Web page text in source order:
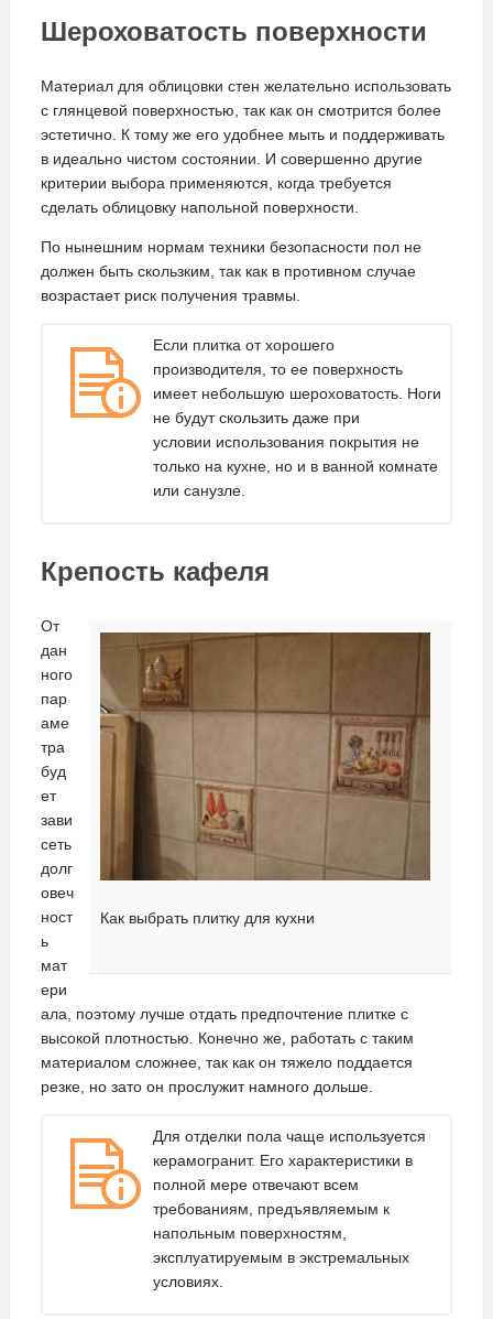
Шероховатость поверхности
Материал для облицовки стен желательно использовать
с глянцевой поверхностью, так как он смотрится более
эстетично. К тому же его удобнее мыть и поддерживать
в идеально чистом состоянии. И совершенно другие
критерии выбора применяются, когда требуется
сделать облицовку напольной поверхности.
По нынешним нормам техники безопасности пол не
должен быть скользким, так как в противном случае
возрастает риск получения травмы.
Если плитка от хорошего
производителя, то ее поверхность
имеет небольшую шероховатость. Ноги
не будут скользить даже при
условии использования покрытия не
только на кухне, но и в ванной комнате
или санузле.
Крепость кафеля
Как выбрать плитку для кухни
От
дан
ного
пар
аме
тра
буд
ет
зави
сеть
долг
овеч
ност
ь
мат
ери
ала, поэтому лучше отдать предпочтение плитке с
высокой плотностью. Конечно же, работать с таким
материалом сложнее, так как он тяжело поддается
резке, но зато он прослужит намного дольше.
Для отделки пола чаще используется
керамогранит. Его характеристики в
полной мере отвечают всем
требованиям, предъявляемым к
напольным поверхностям,
эксплуатируемым в экстремальных
условиях.